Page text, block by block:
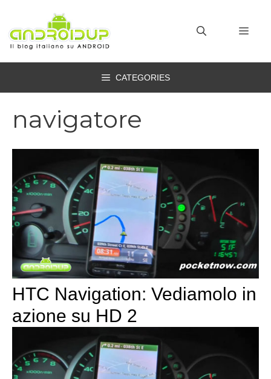
contenuto
CATEGORIES
navigatore
HTC Navigation: Vediamolo in
azione su HD 2